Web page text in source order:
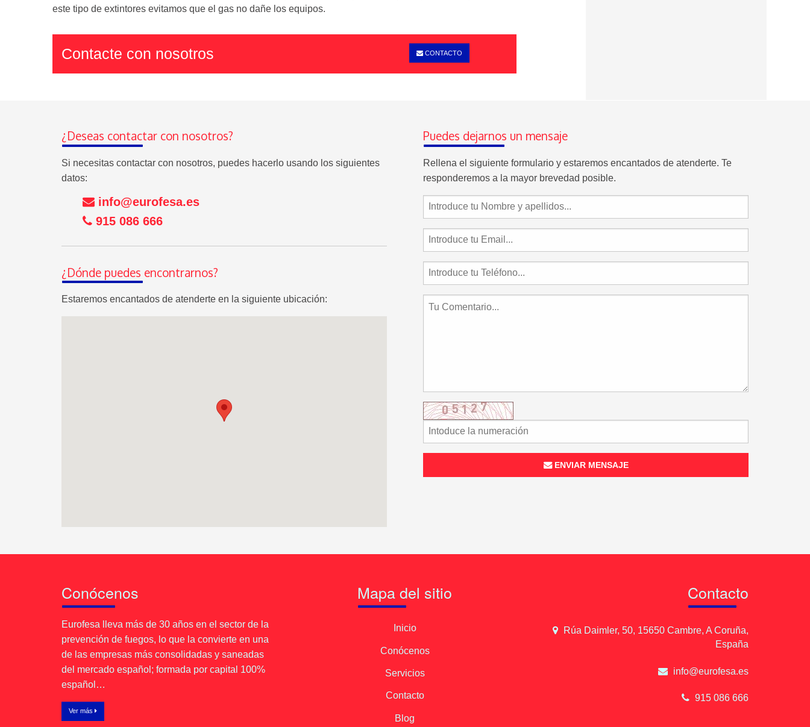
este tipo de extintores evitamos que el gas no dañe los equipos.
Contacte con nosotros CONTACTO
¿Deseas contactar con nosotros?
Si necesitas contactar con nosotros, puedes hacerlo usando los siguientes
datos:
info@eurofesa.es
915 086 666
¿Dónde puedes encontrarnos?
Estaremos encantados de atenderte en la siguiente ubicación:
Puedes dejarnos un mensaje
Rellena el siguiente formulario y estaremos encantados de atenderte. Te
responderemos a la mayor brevedad posible.
ENVIAR MENSAJE
Conócenos
Eurofesa lleva más de 30 años en el sector de la
prevención de fuegos, lo que la convierte en una
de las empresas más consolidadas y saneadas
del mercado español; formada por capital 100%
español…
Ver más
Mapa del sitio
Inicio
Conócenos
Servicios
Contacto
Blog
Contacto
Rúa Daimler, 50, 15650 Cambre, A Coruña,
España
info@eurofesa.es
915 086 666